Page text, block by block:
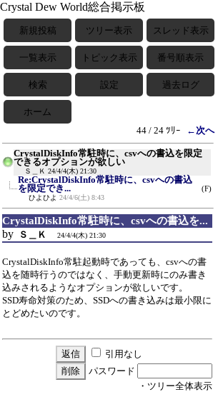
Crystal Dew World総合掲示板
新規投稿 ツリー表示 スレッド表示
一覧表示 トピック表示 番号順表示
検索 設定 過去ログ
ホーム
44 / 24 ﾂﾘｰ
←次へ
CrystalDiskInfo常駐時に、csvへの書込を限定
できるオプションが欲しい
Ｓ＿Ｋ 24/4/4(木) 21:30
Re:CrystalDiskInfo常駐時に、csvへの書込
を限定でき...
ひよひよ 24/4/6(土) 8:43
(F)
CrystalDiskInfo常駐時に、csvへの書込を...
by Ｓ＿Ｋ 24/4/4(木) 21:30
CrystalDiskInfo常駐起動時であっても、csvへの書
込を随時行うのではなく、手動更新時にのみ書き
込みされるようなオプションが欲しいです。
SSD寿命対策のため、SSDへの書き込みは最小限に
とどめたいのです。
引用なし
パスワード
・ツリー全体表示